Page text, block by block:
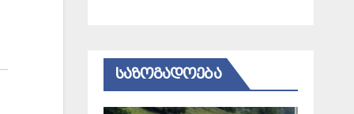
ᲡᲐᲖᲝᲒᲐᲓᲝᲔᲑᲐ